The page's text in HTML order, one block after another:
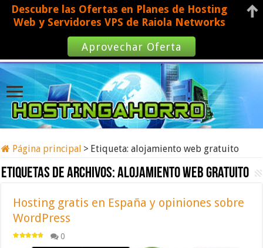
Página principal > Etiqueta:alojamiento web gratuito
Etiquetas de archivos:alojamiento web gratuito
Hosting gratis en España y opiniones sobre
WordPress
0
Descubre las Ofertas en Planes de Hosting
Web y Servidores VPS de Raiola Networks
Aprovechar Oferta